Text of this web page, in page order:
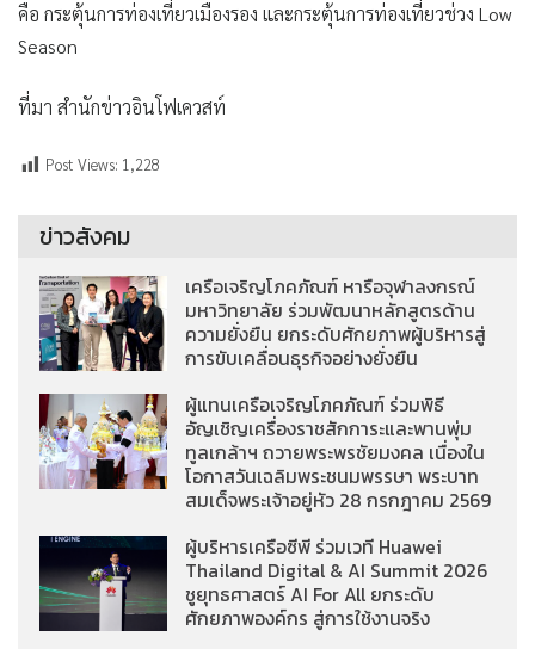
คือ กระตุ้นการท่องเที่ยวเมืองรอง และกระตุ้นการท่องเที่ยวช่วง Low
Season
ที่มา สำนักข่าวอินโฟเควสท์
Post Views: 1,228
ข่าวสังคม
เครือเจริญโภคภัณฑ์ หารือจุฬาลงกรณ์
มหาวิทยาลัย ร่วมพัฒนาหลักสูตรด้าน
ความยั่งยืน ยกระดับศักยภาพผู้บริหารสู่
การขับเคลื่อนธุรกิจอย่างยั่งยืน
ผู้แทนเครือเจริญโภคภัณฑ์ ร่วมพิธี
อัญเชิญเครื่องราชสักการะและพานพุ่ม
ทูลเกล้าฯ ถวายพระพรชัยมงคล เนื่องใน
โอกาสวันเฉลิมพระชนมพรรษา พระบาท
สมเด็จพระเจ้าอยู่หัว 28 กรกฎาคม 2569
ผู้บริหารเครือซีพี ร่วมเวที Huawei
Thailand Digital & AI Summit 2026
ชูยุทธศาสตร์ AI For All ยกระดับ
ศักยภาพองค์กร สู่การใช้งานจริง